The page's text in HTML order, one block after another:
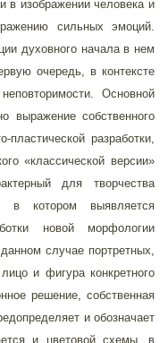
в изображении человека и
сильных эмоций.
духовного начала в нем
очередь, в контексте
Основной
выражение собственного
разработки,
«классической версии»
для творчества
в котором выявляется
новой морфологии
случае портретных,
и фигура конкретного
решение, собственная
и обозначает
и цветовой схемы, в